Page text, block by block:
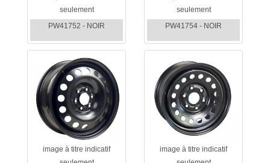
seulement
PW41752 - NOIR
seulement
PW41754 - NOIR
image à titre indicatif
image à titre indicatif